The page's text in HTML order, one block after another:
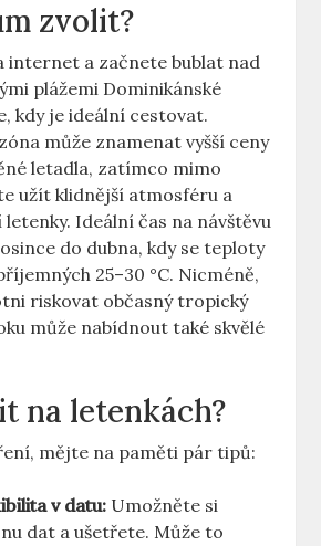
zvolit?
internet a začnete bublat nad
plážemi Dominikánské
kdy je ideální cestovat.
může znamenat vyšší ceny
letadla, zatímco mimo
užít klidnější atmosféru a
Ideální čas na návštěvu
do dubna, kdy se teploty
25–30 °C. Nicméně,
riskovat občasný tropický
může nabídnout také skvělé
na letenkách?
mějte na paměti pár tipů:
v datu: Umožněte si
dat a ušetřete. Může to